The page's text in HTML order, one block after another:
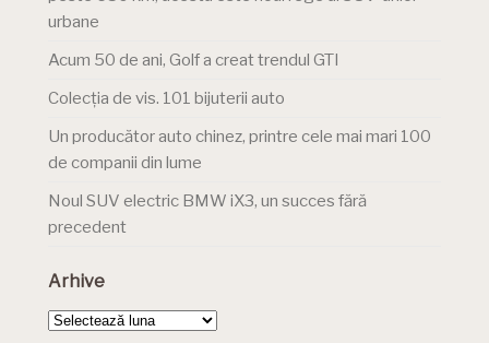
urbane
Acum 50 de ani, Golf a creat trendul GTI
Colecția de vis. 101 bijuterii auto
Un producător auto chinez, printre cele mai mari 100
de companii din lume
Noul SUV electric BMW iX3, un succes fără
precedent
Arhive
Arhive